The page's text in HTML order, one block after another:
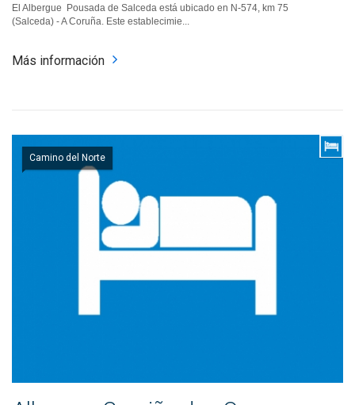
El Albergue Pousada de Salceda está ubicado en N-574, km 75
(Salceda) - A Coruña. Este establecimie...
Más información
Camino del Norte